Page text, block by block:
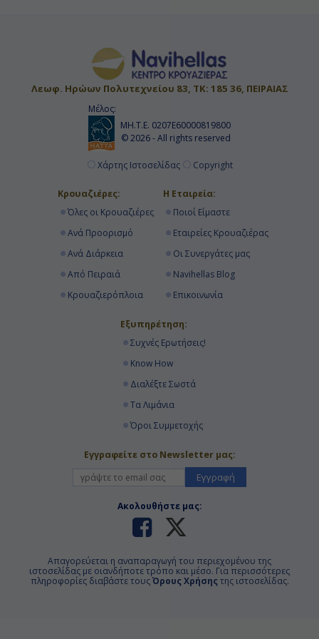
Λεωφ. Ηρώων Πολυτεχνείου 83, ΤΚ: 185 36, ΠΕΙΡΑΙΑΣ
Μέλος:
ΜΗ.Τ.Ε. 0207Ε60000819800
© 2026 - All rights reserved
Χάρτης Ιστοσελίδας Copyright
Κρουαζιέρες:
Όλες οι Κρουαζιέρες
Ανά Προορισμό
Ανά Διάρκεια
Από Πειραιά
Κρουαζιερόπλοια
Η Εταιρεία:
Ποιοί Είμαστε
Εταιρείες Κρουαζιέρας
Οι Συνεργάτες μας
Navihellas Blog
Επικοινωνία
Εξυπηρέτηση:
Συχνές Ερωτήσεις!
Know How
Διαλέξτε Σωστά
Τα Λιμάνια
Όροι Συμμετοχής
Εγγραφείτε στο Newsletter μας:
Εγγραφή
Ακολουθήστε μας:
Απαγορεύεται η αναπαραγωγή του περιεχομένου της
ιστοσελίδας με οιανδήποτε τρόπο και μέσο. Για περισσότερες
πληροφορίες διαβάστε τουςΌρους Χρήσης της ιστοσελίδας.